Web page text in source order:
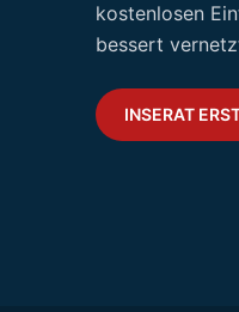
kostenlosen
bessert
INSERAT